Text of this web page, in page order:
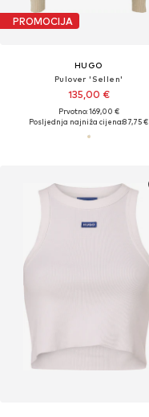
PROMOCIJA
HUGO
Pulover 'Sellen'
135,00 €
Prvotno: 169,00 €
Posljednja najniža cijena:87,75 €